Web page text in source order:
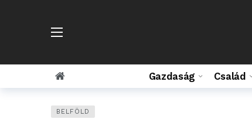
Gazdaság Család
BELFÖLD